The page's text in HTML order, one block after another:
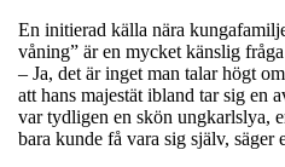
En initierad källa nära
våning” är en mycket känslig
– Ja, det är inget man talar högt
att hans majestät ibland tar sig en
var tydligen en skön ungkarlslya,
bara kunde få vara sig själv, säger